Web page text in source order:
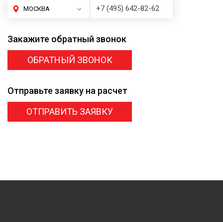
МОСКВА +7 (495) 642-82-62
Закажите обратный звонок
ОБРАТНЫЙ ЗВОНОК
Отправьте заявку на расчет
ОТПРАВИТЬ ЗАЯВКУ